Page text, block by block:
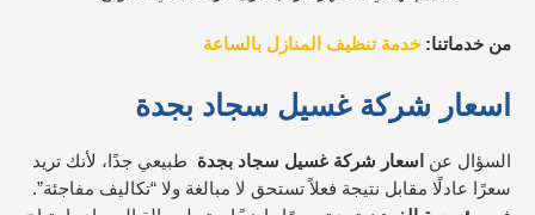
من خدماتنا: خدمة تنظيف المنازل بالساعة
اسعار شركة غسيل سجاد بجدة
السؤال عن اسعار شركة غسيل سجاد بجدة
طبيعي جدًا، لأنك تريد
سعرًا عادلًا مقابل نتيجة فعلاً تستحق لا مبالغة ولا “تكاليف مفاجئة”.